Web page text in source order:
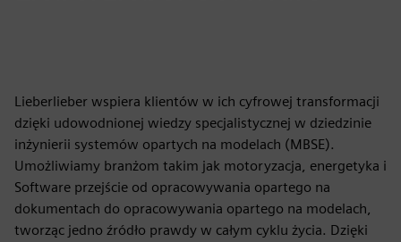
Lieberlieber wspiera klientów w ich cyfrowej transformacji
dzięki udowodnionej wiedzy specjalistycznej w dziedzinie
inżynierii systemów opartych na modelach (MBSE).
Umożliwiamy branżom takim jak motoryzacja, energetyka i
Software przejście od opracowywania opartego na
dokumentach do opracowywania opartego na modelach,
tworząc jedno źródło prawdy w całym cyklu życia. Dzięki